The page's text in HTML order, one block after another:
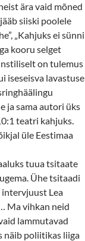
ära vaid mõned
siiski poolele
„Kahjuks ei sünni
kooru selget
on tulemus
iseseisva lavastuse
ja sama autori üks
teatri kahjuks.
üle Eestimaa
tuua tsitaate
Ühe tsitaadi
Lea
Ma vihkan neid
lammutavad
näib poliitikas liiga